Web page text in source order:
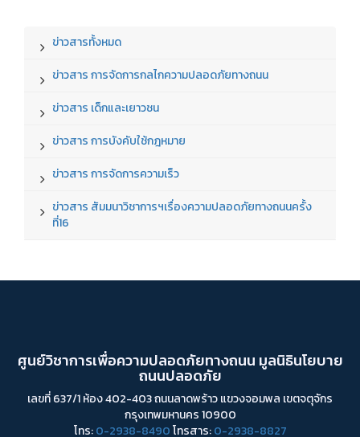
ข่าวสารทั้งหมด
ข่าวสาร การจัดการกลไกความปลอดภัยทางถนน
ข่าวสาร เด็กและเยาวชน
ข่าวสาร การบังคับใช้กฎหมาย
ข่าวสาร การจัดการความเร็ว
ข่าวสาร สัมมนาวิชาการฯเรื่องความปลอดภัยทางถนนครั้ง
ที่16
ศูนย์วิชาการเพื่อความปลอดภัยทางถนน มูลนิธินโยบาย
ถนนปลอดภัย
เลขที่ 637/1 ห้อง 402-403 ถนนลาดพร้าว แขวงจอมพล เขตจตุจักร
กรุงเทพมหานคร 10900
โทร:0-2938-8490โทรสาร:0-2938-8827